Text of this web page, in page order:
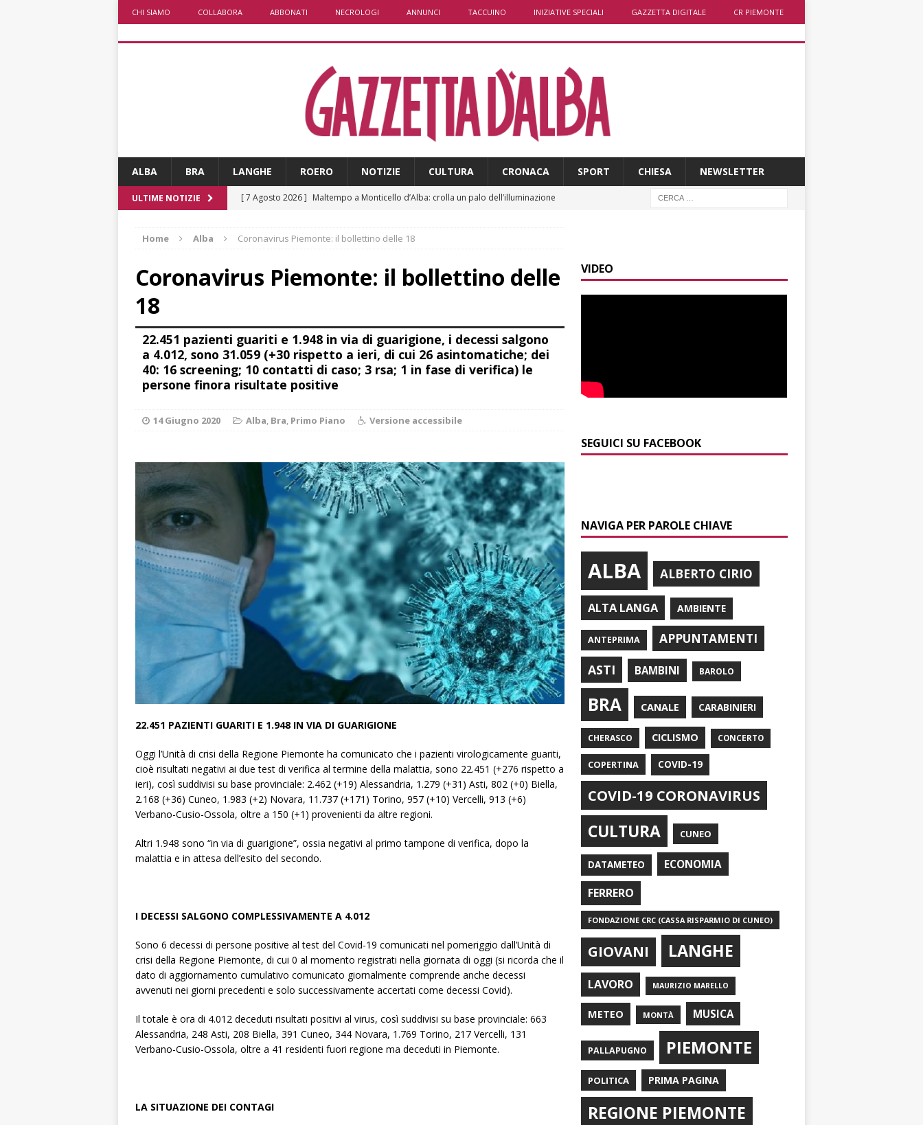
CHI SIAMO COLLABORA ABBONATI NECROLOGI ANNUNCI TACCUINO INIZIATIVE SPECIALI GAZZETTA DIGITALE CR PIEMONTE
ALBA BRA LANGHE ROERO NOTIZIE CULTURA CRONACA SPORT CHIESA NEWSLETTER
ULTIME NOTIZIE [ 7 Agosto 2026 ] Maltempo a Monticello d’Alba: crolla un palo dell’illuminazione
[ 7 Agosto 2026 ] Abitare il piemontese / La parola della settimana è Bifa
CULTURA
vitello
PRIMO PIANO
[ 7 Agosto 2026 ] Piemonte e carabinieri forestali, rinnovata l’intesa anti incendi
ALTRE NOTIZIE
ALTRE NOTIZIE
[ 7 Agosto 2026 ] ITINERARI / La ciclabile del Ponente ligure sui vecchi binari
ALTRE NOTIZIE
Home Alba Coronavirus Piemonte: il bollettino delle 18
Coronavirus Piemonte: il bollettino delle
18
22.451 pazienti guariti e 1.948 in via di guarigione, i decessi salgono
a 4.012, sono 31.059 (+30 rispetto a ieri, di cui 26 asintomatiche; dei
40: 16 screening; 10 contatti di caso; 3 rsa; 1 in fase di verifica) le
persone finora risultate positive
14 Giugno 2020 Alba, Bra, Primo Piano Versione accessibile
22.451 PAZIENTI GUARITI E 1.948 IN VIA DI GUARIGIONE
Oggi l’Unità di crisi della Regione Piemonte ha comunicato che i pazienti virologicamente guariti,
cioè risultati negativi ai due test di verifica al termine della malattia, sono 22.451 (+276 rispetto a
ieri), così suddivisi su base provinciale: 2.462 (+19) Alessandria, 1.279 (+31) Asti, 802 (+0) Biella,
2.168 (+36) Cuneo, 1.983 (+2) Novara, 11.737 (+171) Torino, 957 (+10) Vercelli, 913 (+6)
Verbano-Cusio-Ossola, oltre a 150 (+1) provenienti da altre regioni.
Altri 1.948 sono “in via di guarigione”, ossia negativi al primo tampone di verifica, dopo la
malattia e in attesa dell’esito del secondo.
I DECESSI SALGONO COMPLESSIVAMENTE A 4.012
Sono 6 decessi di persone positive al test del Covid-19 comunicati nel pomeriggio dall’Unità di
crisi della Regione Piemonte, di cui 0 al momento registrati nella giornata di oggi (si ricorda che il
dato di aggiornamento cumulativo comunicato giornalmente comprende anche decessi
avvenuti nei giorni precedenti e solo successivamente accertati come decessi Covid).
Il totale è ora di 4.012 deceduti risultati positivi al virus, così suddivisi su base provinciale: 663
Alessandria, 248 Asti, 208 Biella, 391 Cuneo, 344 Novara, 1.769 Torino, 217 Vercelli, 131
Verbano-Cusio-Ossola, oltre a 41 residenti fuori regione ma deceduti in Piemonte.
LA SITUAZIONE DEI CONTAGI
VIDEO
SEGUICI SU FACEBOOK
NAVIGA PER PAROLE CHIAVE
ALBA ALBERTO CIRIO
ALTA LANGA AMBIENTE
ANTEPRIMA
APPUNTAMENTI
ASTI
BAMBINI BAROLO
BRA CANALE CARABINIERI
CHERASCO CICLISMO CONCERTO
COPERTINA COVID-19
COVID-19 CORONAVIRUS
CULTURA CUNEO
DATAMETEO ECONOMIA
FERRERO
FONDAZIONE CRC (CASSA RISPARMIO DI CUNEO)
GIOVANI LANGHE
LAVORO MAURIZIO MARELLO
METEO MONTÀ MUSICA
PALLAPUGNO PIEMONTE
POLITICA PRIMA PAGINA
REGIONE PIEMONTE